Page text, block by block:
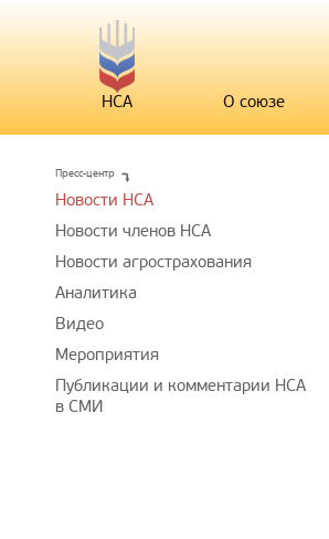
НСА О союзе
Пресс-центр
Новости НСА
Новости членов НСА
Новости агрострахования
Аналитика
Видео
Мероприятия
Публикации и комментарии НСА
в СМИ